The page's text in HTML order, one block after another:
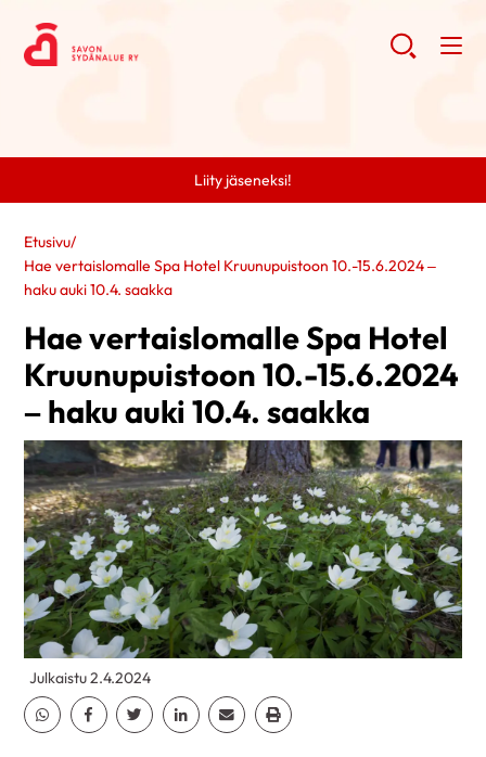
Liity jäseneksi!
Etusivu/
Hae vertaislomalle Spa Hotel Kruunupuistoon 10.-15.6.2024 –
haku auki 10.4. saakka
Hae vertaislomalle Spa Hotel
Kruunupuistoon 10.-15.6.2024
– haku auki 10.4. saakka
Julkaistu 2.4.2024
Jaa Whatsapp
Jaa Facebook
Jaa TwitterJaa Linkedin
Jaa EmailJaa Print